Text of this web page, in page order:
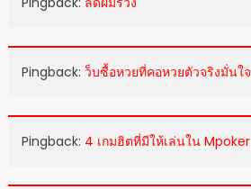
Pingback: ว็บซื้อหวยที่คอหวยตัวจริงมั่นใจ
Pingback: 4 เกมฮิตที่มีให้เล่นใน Mpoker